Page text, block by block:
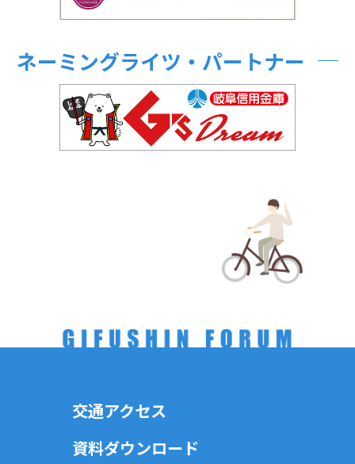
ネーミングライツ・パートナー
交通アクセス
資料ダウンロード